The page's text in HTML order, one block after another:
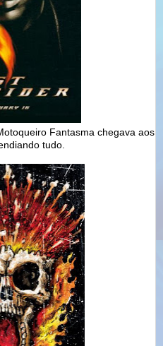
Fantasma chegava aos
tudo.